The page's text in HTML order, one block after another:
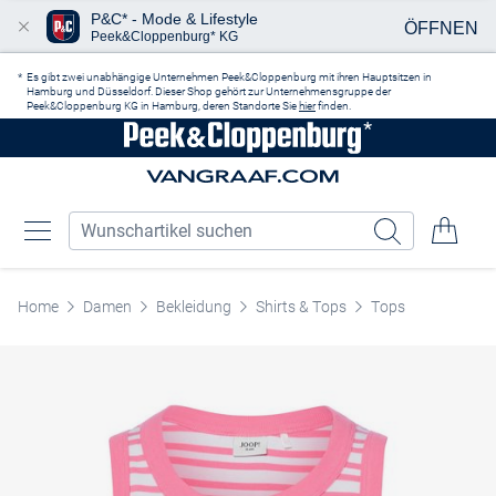
Es gibt zwei unabhängige Unternehmen Peek&Cloppenburg mit ihren Hauptsitzen in
Hamburg und Düsseldorf. Dieser Shop gehört zur Unternehmensgruppe der
Peek&Cloppenburg KG in Hamburg, deren Standorte Sie hierfinden.
Home Damen Bekleidung Shirts & Tops Tops
P&C* - Mode & Lifestyle
Peek&Cloppenburg* KG ÖFFNEN